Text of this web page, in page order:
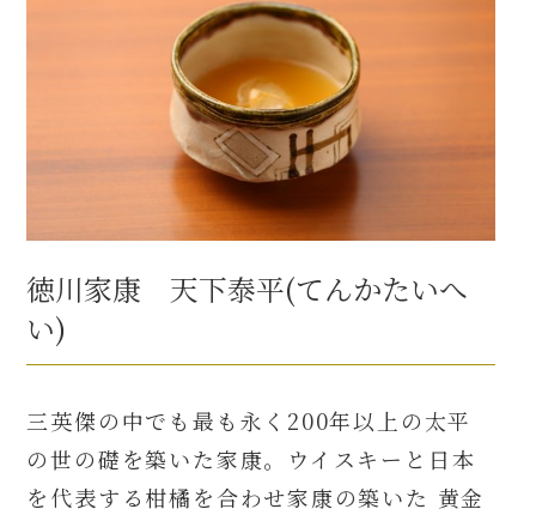
徳川家康 天下泰平(てんかたいへ
い)
三英傑の中でも最も永く200年以上の太平
の世の礎を築いた家康。ウイスキーと日本
を代表する柑橘を合わせ家康の築いた 黄金